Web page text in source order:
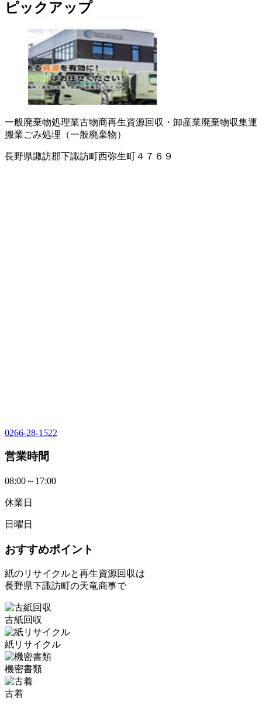
ピックアップ
一般廃棄物処理業古物商再生資源回収・卸産業廃棄物収集運
搬業ごみ処理（一般廃棄物）
長野県諏訪郡下諏訪町西弥生町４７６９
0266-28-1522
営業時間
08:00～17:00
休業日
日曜日
おすすめポイント
紙のリサイクルと再生資源回収は
長野県下諏訪町の天竜商事で
古紙回収
紙リサイクル
機密書類
古着